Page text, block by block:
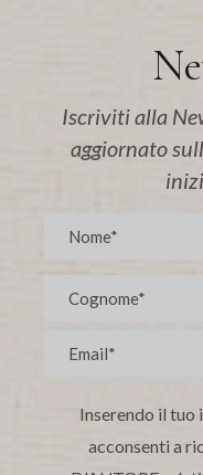
Iscriviti alla
aggiornato
Inserendo il tuo
acconsenti a